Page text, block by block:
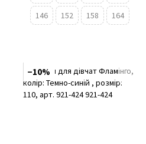
146
152 158 164
−10%